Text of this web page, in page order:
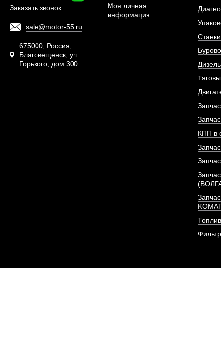
Шпилька переднего
АРТИКУЛ:
ПОД
Заказать звонок
sale@motor-55.ru
675000, Россия,
Благовещенск, ул.
Горького, дом 300
Моя личная
информация
КПП в